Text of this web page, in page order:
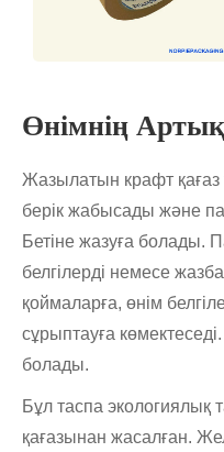
Өнімнің
Жазылатын крафт
берік жабысады және
Бетіне жазуға болады.
белгілерді немесе
қоймаларға, өнім
сұрыптауға
болады.
Бұл таспа экологиялық
қағазынан жасалған.